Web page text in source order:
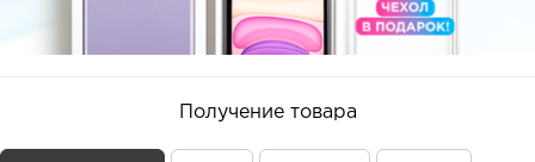
Получение товара